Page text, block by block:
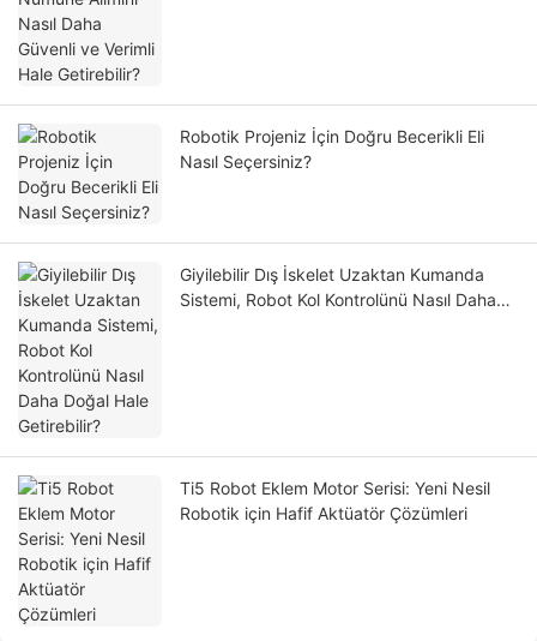
Robotik Projeniz İçin Doğru Becerikli Eli
Nasıl Seçersiniz?
Giyilebilir Dış İskelet Uzaktan Kumanda
Sistemi, Robot Kol Kontrolünü Nasıl Daha
Ti5 Robot Eklem Motor Serisi: Yeni Nesil
Robotik için Hafif Aktüatör Çözümleri